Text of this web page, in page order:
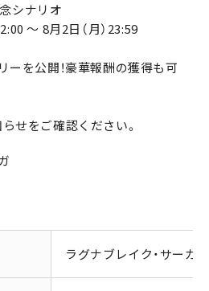
シナリオ
～ 8月2日（月）23:59
を公開！豪華報酬の獲得も可
せをご確認ください。
ラグナブレイク・サーガ